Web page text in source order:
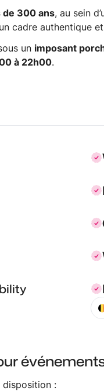
de 300 ans, au sein
cadre authentique
un imposant
à 22h00.
disposition :